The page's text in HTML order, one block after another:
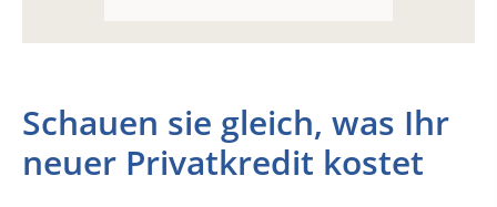
Schauen sie gleich, was Ihr
neuer Privatkredit kostet